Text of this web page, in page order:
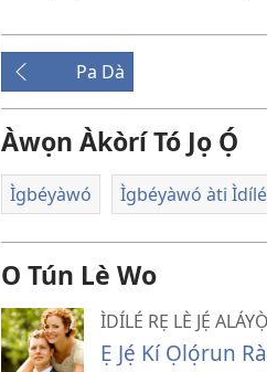
Pa Dà
Àwọn Àkòrí Tó Jọ Ọ́
Ìgbéyàwó Ìgbéyàwó àti Ìdílé
O Tún Lè Wo
ÌDÍLÉ RẸ LÈ JẸ́ ALÁYỌ̀
Ẹ Jẹ́ Kí Ọlọ́run